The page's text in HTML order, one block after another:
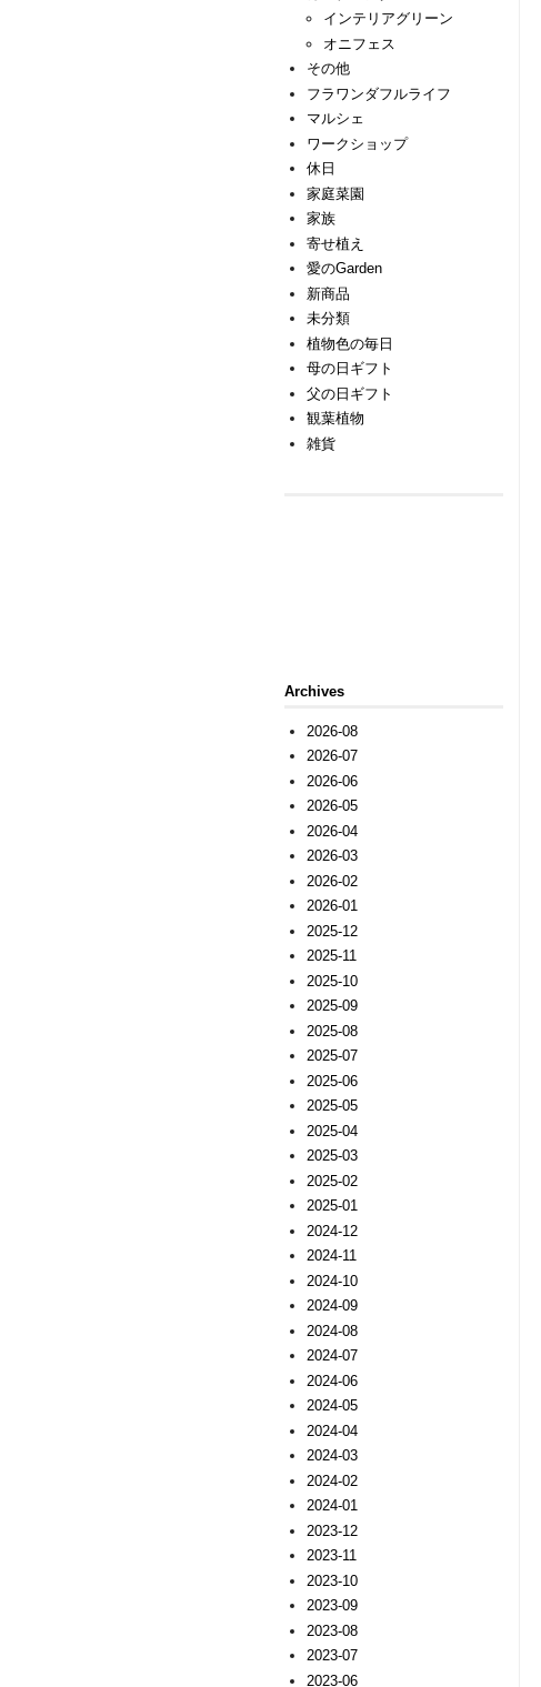
インテリアグリーン
オニフェス
その他
フラワンダフルライフ
マルシェ
ワークショップ
休日
家庭菜園
家族
寄せ植え
愛のGarden
新商品
未分類
植物色の毎日
母の日ギフト
父の日ギフト
観葉植物
雑貨
Archives
2026-08
2026-07
2026-06
2026-05
2026-04
2026-03
2026-02
2026-01
2025-12
2025-11
2025-10
2025-09
2025-08
2025-07
2025-06
2025-05
2025-04
2025-03
2025-02
2025-01
2024-12
2024-11
2024-10
2024-09
2024-08
2024-07
2024-06
2024-05
2024-04
2024-03
2024-02
2024-01
2023-12
2023-11
2023-10
2023-09
2023-08
2023-07
2023-06